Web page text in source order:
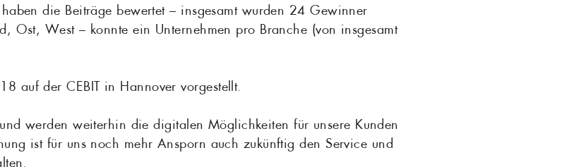
die Beiträge bewertet – insgesamt wurden 24 Gewinner
Ost, West – konnte ein Unternehmen pro Branche (von insgesamt
auf der CEBIT in Hannover vorgestellt.
werden weiterhin die digitalen Möglichkeiten für unsere Kunden
ist für uns noch mehr Ansporn auch zukünftig den Service und